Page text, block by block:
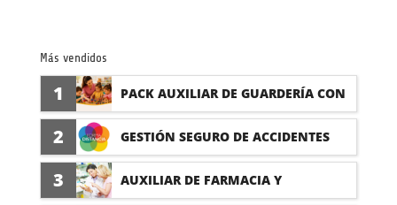
Más vendidos
1 PACK AUXILIAR DE GUARDERÍA CON
PRÁCTICAS
2 GESTIÓN SEGURO DE ACCIDENTES
(PRÁCTICAS FORMATIVAS)
3 AUXILIAR DE FARMACIA Y